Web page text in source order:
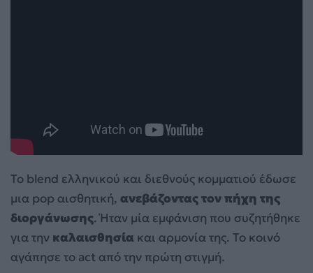
Το blend ελληνικού και διεθνούς κομματιού έδωσε
μια pop αισθητική, ανεβάζοντας τον πήχη της
διοργάνωσης. Ήταν μία εμφάνιση που συζητήθηκε
για την καλαισθησία και αρμονία της. Το κοινό
αγάπησε το act από την πρώτη στιγμή.